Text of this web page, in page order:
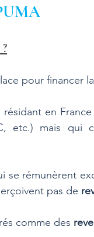
pour financer
résidant en
etc.) mais
se rémunèrent
pas de
comme des